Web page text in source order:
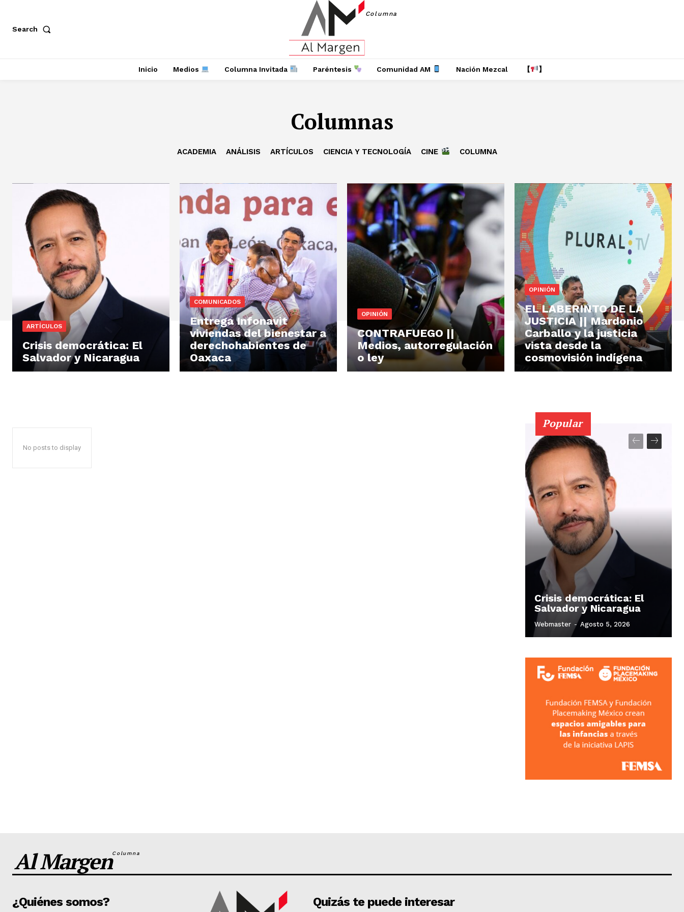
Search
Columna
Inicio Medios Columna Invitada Paréntesis Comunidad AM Nación Mezcal 【 】
Columnas
ACADEMIA ANÁLISIS ARTÍCULOS CIENCIA Y TECNOLOGÍA CINE COLUMNA
ARTÍCULOS
Crisis democrática: El
Salvador y Nicaragua
COMUNICADOS
Entrega Infonavit
viviendas del bienestar a
derechohabientes de
Oaxaca
OPINIÓN
CONTRAFUEGO ||
Medios, autorregulación
o ley
OPINIÓN
EL LABERINTO DE LA
JUSTICIA || Mardonio
Carballo y la justicia
vista desde la
cosmovisión indígena
No posts to display
Popular
Crisis democrática: El
Salvador y Nicaragua
Webmaster - Agosto 5, 2026
Al MargenColumna
¿Quiénes somos? Quizás te puede interesar